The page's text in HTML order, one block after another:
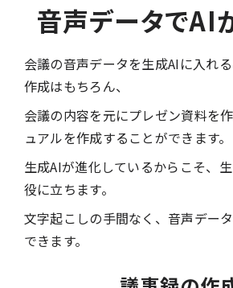
音声データでAI
会議の音声データを生成AIに入れ
作成はもちろん、
会議の内容を元にプレゼン資料を
ュアルを作成することができます。
生成AIが進化しているからこそ、
役に立ちます。
文字起こしの手間なく、音声デー
できます。